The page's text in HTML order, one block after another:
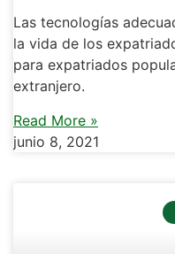
Las tecnologías
la vida de los
para expatriados
extranjero.
Read More »
junio 8, 2021